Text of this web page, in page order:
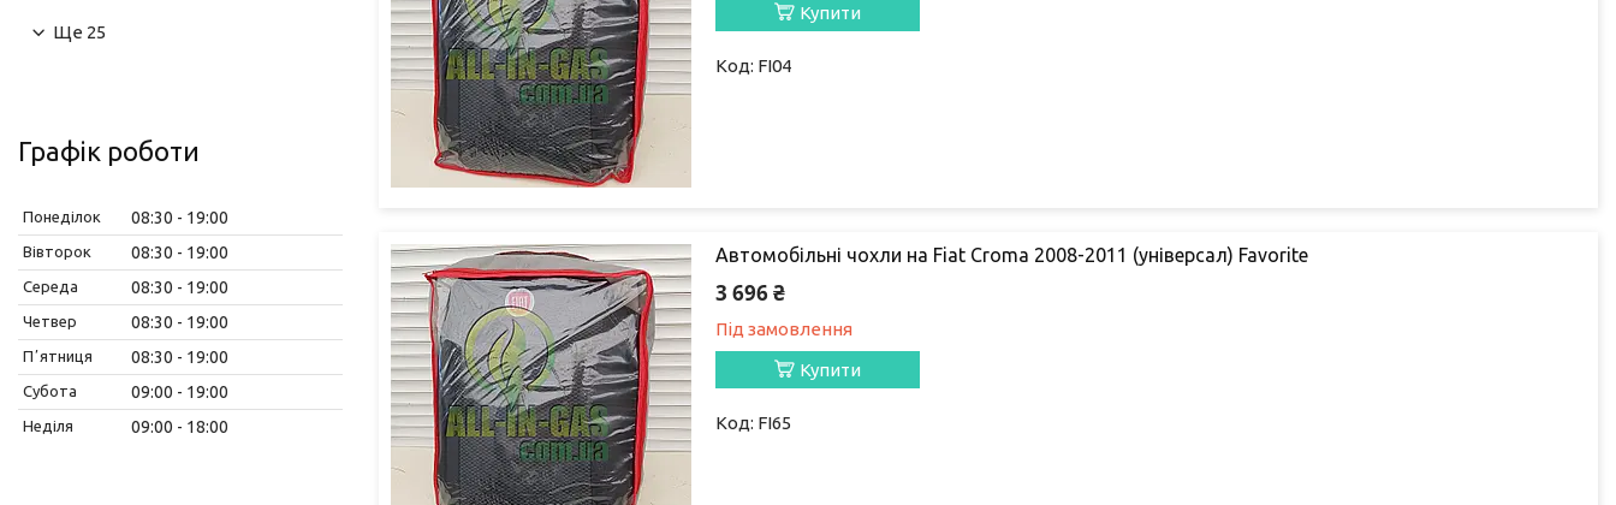
Купити
FI04
Автомобільні чохли на Fiat Croma 2008-2011 (універсал) Favorite
3 696 ₴
Під замовлення
Купити
FI65
Ще 25
Графік роботи
Понеділок 08:30 19:00
Вівторок 08:30 19:00
Середа 08:30 19:00
Четвер 08:30 19:00
Пʼятниця 08:30 19:00
Субота 09:00 19:00
Неділя 09:00 18:00